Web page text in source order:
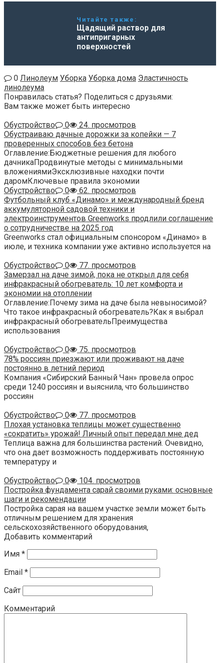
Читайте также:
Щадящий раствор для
антипригарных
поверхностей
0 Линолеум Уборка Уборка дома Эластичность
линолеума
Понравилась статья? Поделиться с друзьями:
Вам также может быть интересно
Обустройство
0
24. просмотров
Обустраиваю дачные дорожки за копейки — 7
проверенных способов без бетона
Оглавление:Бюджетные решения для любого
дачникаПродвинутые методы с минимальными
вложениямиЭксклюзивные находки почти
даромКлючевые правила экономии
Обустройство
0
62. просмотров
Футбольный клуб «Динамо» и международный бренд
аккумуляторной садовой техники и
электроинструментов Greenworks продлили соглашение
о сотрудничестве на 2025 год
Greenworks стал официальным спонсором «Динамо» в
июле, и техника компании уже активно используется на
Обустройство
0
77. просмотров
Замерзал на даче зимой, пока не открыл для себя
инфракрасный обогреватель: 10 лет комфорта и
экономии на отоплении
Оглавление:Почему зима на даче была невыносимой?
Что такое инфракрасный обогреватель?Как я выбрал
инфракрасный обогревательПреимущества
использования
Обустройство
0
75. просмотров
78% россиян приезжают или проживают на даче
постоянно в летний период
Компания «Сибирский Банный Чан» провела опрос
среди 1240 россиян и выяснила, что большинство
россиян
Обустройство
0
77. просмотров
Плохая установка теплицы может существенно
«сократить» урожай! Личный опыт передал мне дед
Теплица важна для большинства растений. Очевидно,
что она дает возможность поддерживать постоянную
температуру и
Обустройство
0
104. просмотров
Постройка фундамента сарай своими руками: основные
шаги и рекомендации
Постройка сарая на вашем участке земли может быть
отличным решением для хранения
сельскохозяйственного оборудования,
Добавить комментарий
Имя *
Email *
Сайт
Комментарий